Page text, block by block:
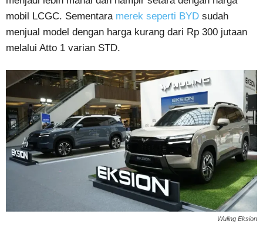
mobil LCGC. Sementara merek seperti BYD sudah
menjual model dengan harga kurang dari Rp 300 jutaan
melalui Atto 1 varian STD.
Wuling Eksion